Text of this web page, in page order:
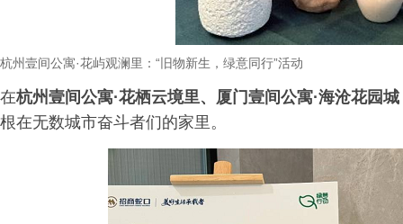
杭州壹间公寓·花屿观澜里： “ 旧物新生，绿意同行”活动
在杭州壹间公寓·花栖云境里、厦门壹间公寓·海沧花园城
根在无数城市奋斗者们的家里。